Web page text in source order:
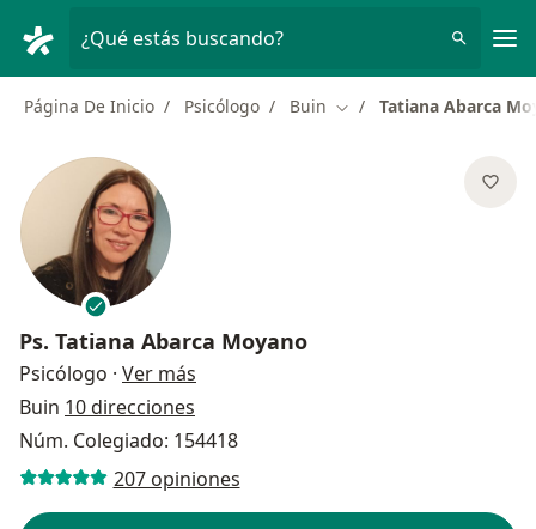
¿Qué estás buscando?
Página De Inicio Psicólogo Buin Cambiar de ciudad
Tatiana Abarca
Ps. Tatiana Abarca Moyano
Psicólogo · Ver más
Buin 10 direcciones
Núm. Colegiado: 154418
207 opiniones